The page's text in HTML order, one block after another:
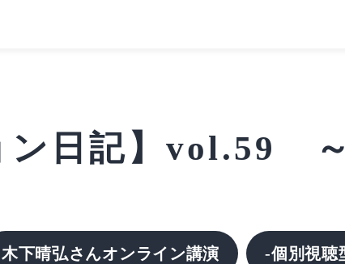
ン日記】vol.59
木下晴弘さんオンライン講演 -個別視聴